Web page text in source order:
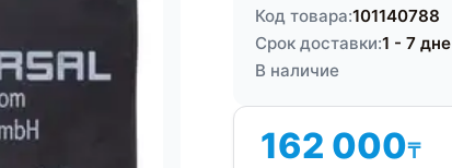
Код товара:101140788
Срок доставки:1 - 7
В наличие
162 000₸